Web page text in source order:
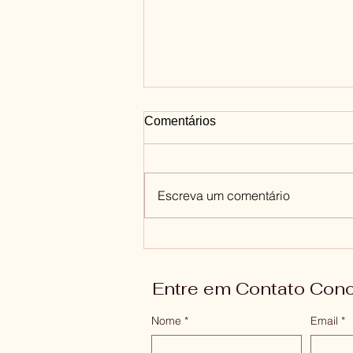
Comentários
Escreva um comentário
Entre em Contato
Nome * Email *